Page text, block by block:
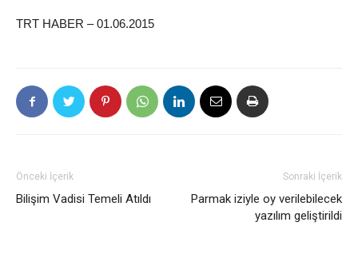
TRT HABER – 01.06.2015
Önceki İçerik
Bilişim Vadisi Temeli Atıldı
Sonraki İçerik
Parmak iziyle oy verilebilecek
yazılım geliştirildi